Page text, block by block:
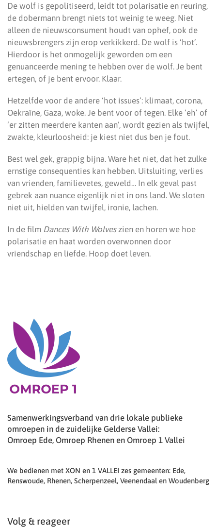
De wolf is gepolitiseerd, leidt tot polarisatie en reuring,
de dobermann brengt niets tot weinig te weeg. Niet
alleen de nieuwsconsument houdt van ophef, ook de
nieuwsbrengers zijn erop verkikkerd. De wolf is ‘hot’.
Hierdoor is het onmogelijk geworden om een
genuanceerde mening te hebben over de wolf. Je bent
ertegen, of je bent ervoor. Klaar.
Hetzelfde voor de andere ‘hot issues’: klimaat, corona,
Oekraïne, Gaza, woke. Je bent voor of tegen. Elke ‘eh’ of
‘er zitten meerdere kanten aan’, wordt gezien als twijfel,
zwakte, kleurloosheid: je kiest niet dus ben je fout.
Best wel gek, grappig bijna. Ware het niet, dat het zulke
ernstige consequenties kan hebben. Uitsluiting, verlies
van vrienden, familievetes, geweld… In elk geval past
gebrek aan nuance eigenlijk niet in ons land. We sloten
niet uit, hielden van twijfel, ironie, lachen.
In de film Dances With Wolveszien en horen we hoe
polarisatie en haat worden overwonnen door
vriendschap en liefde. Hoop doet leven.
Samenwerkingsverband van drie lokale publieke
omroepen in de zuidelijke Gelderse Vallei:
Omroep Ede, Omroep Rhenen en Omroep 1 Vallei
We bedienen met XON en 1 VALLEI zes gemeenten: Ede,
Renswoude, Rhenen, Scherpenzeel, Veenendaal en Woudenberg
Volg & reageer